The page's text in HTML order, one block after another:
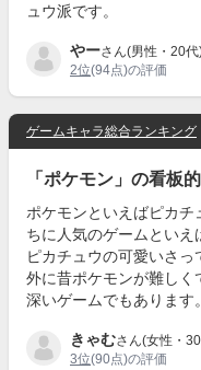
ュウ派です。
やーさん(男性・20代
2位(94点)の評価
ゲームキャラ総合ランキング
「ポケモン」の看板
ポケモンといえばピカチ
ちに人気のゲームといえ
ピカチュウの可愛いさ
外に昔ポケモンが難しく
深いゲームでもあります。
きゃむさん(女性・
3位(90点)の評価